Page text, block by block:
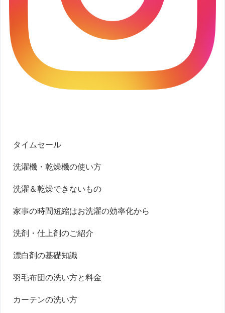
タイムセール
洗濯機・乾燥機の使い方
洗濯＆乾燥できないもの
家事の時間短縮はお洗濯の効率化から
洗剤・仕上剤のご紹介
漂白剤の基礎知識
羽毛布団の洗い方と料金
カーテンの洗い方